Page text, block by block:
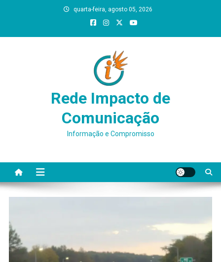
quarta-feira, agosto 05, 2026
Rede Impacto de
Comunicação
Informação e Compromisso